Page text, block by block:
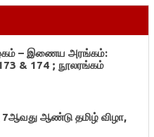
– இணைய அரங்கம்:
& 174 ; நூலரங்கம்
7ஆவது ஆண்டு தமிழ் விழா,